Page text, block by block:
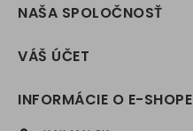
NAŠA SPOLOČNOSŤ
VÁŠ ÚČET
INFORMÁCIE O E-SHOPE